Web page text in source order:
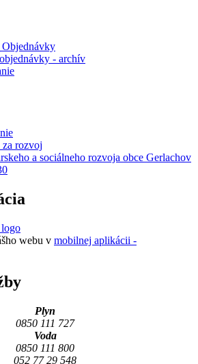
- archív
rozvoj
a sociálneho rozvoja obce Gerlachov
webu v mobilnej aplikácii -
Plyn
0850 111 727
Voda
0850 111 800
052 77 29 548